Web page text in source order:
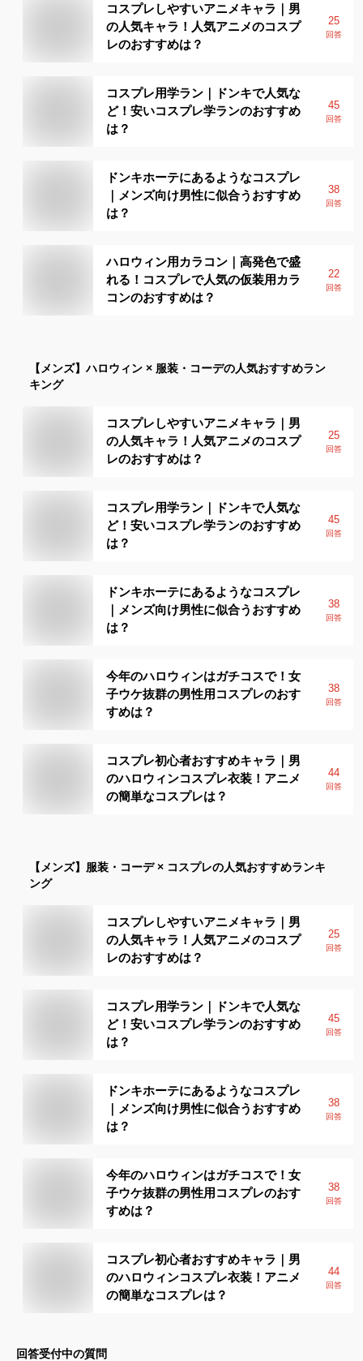
コスプレしやすいアニメキャラ｜男
の人気キャラ！人気アニメのコスプ
レのおすすめは？
25
回答
コスプレ用学ラン｜ドンキで人気な
ど！安いコスプレ学ランのおすすめ
は？
45
回答
ドンキホーテにあるようなコスプレ
｜メンズ向け男性に似合うおすすめ
は？
38
回答
ハロウィン用カラコン｜高発色で盛
れる！コスプレで人気の仮装用カラ
コンのおすすめは？
22
回答
【メンズ】ハロウィン × 服装・コーデの人気おすすめラン
キング
コスプレしやすいアニメキャラ｜男
の人気キャラ！人気アニメのコスプ
レのおすすめは？
25
回答
コスプレ用学ラン｜ドンキで人気な
ど！安いコスプレ学ランのおすすめ
は？
45
回答
ドンキホーテにあるようなコスプレ
｜メンズ向け男性に似合うおすすめ
は？
38
回答
今年のハロウィンはガチコスで！女
子ウケ抜群の男性用コスプレのおす
すめは？
38
回答
コスプレ初心者おすすめキャラ｜男
のハロウィンコスプレ衣装！アニメ
の簡単なコスプレは？
44
回答
【メンズ】 服装・コーデ × コスプレの人気おすすめランキ
ング
コスプレしやすいアニメキャラ｜男
の人気キャラ！人気アニメのコスプ
レのおすすめは？
25
回答
コスプレ用学ラン｜ドンキで人気な
ど！安いコスプレ学ランのおすすめ
は？
45
回答
ドンキホーテにあるようなコスプレ
｜メンズ向け男性に似合うおすすめ
は？
38
回答
今年のハロウィンはガチコスで！女
子ウケ抜群の男性用コスプレのおす
すめは？
38
回答
コスプレ初心者おすすめキャラ｜男
のハロウィンコスプレ衣装！アニメ
の簡単なコスプレは？
44
回答
回答受付中の質問